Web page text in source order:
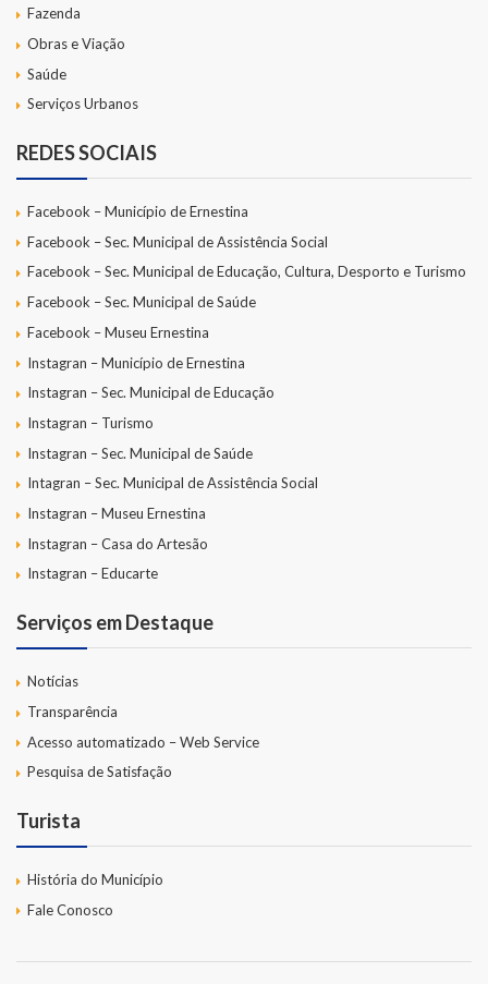
Fazenda
Obras e Viação
Saúde
Serviços Urbanos
REDES SOCIAIS
Facebook – Município de Ernestina
Facebook – Sec. Municipal de Assistência Social
Facebook – Sec. Municipal de Educação, Cultura, Desporto e Turismo
Facebook – Sec. Municipal de Saúde
Facebook – Museu Ernestina
Instagran – Município de Ernestina
Instagran – Sec. Municipal de Educação
Instagran – Turismo
Instagran – Sec. Municipal de Saúde
Intagran – Sec. Municipal de Assistência Social
Instagran – Museu Ernestina
Instagran – Casa do Artesão
Instagran – Educarte
Serviços em Destaque
Notícias
Transparência
Acesso automatizado – Web Service
Pesquisa de Satisfação
Turista
História do Município
Fale Conosco